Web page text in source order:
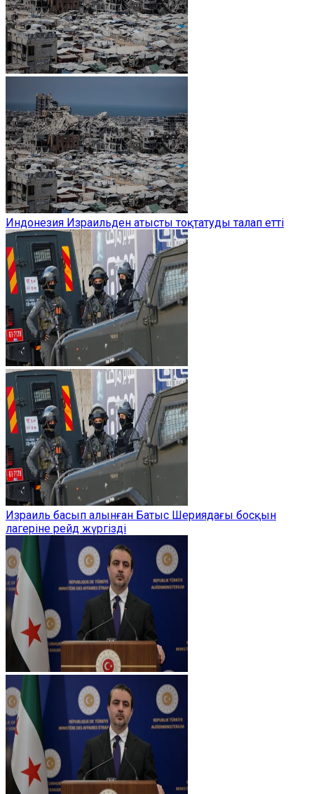
Индонезия Израильден атысты тоқтатуды талап етті
Израиль басып алынған Батыс Шериядағы босқын
лагеріне рейд жүргізді